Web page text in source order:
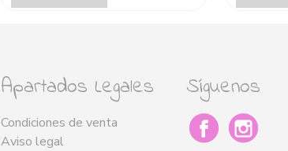
Apartados Legales
Condiciones de venta
Aviso legal
Síguenos